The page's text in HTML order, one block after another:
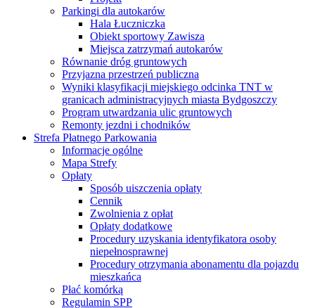
Parkingi dla autokarów
Hala Łuczniczka
Obiekt sportowy Zawisza
Miejsca zatrzymań autokarów
Równanie dróg gruntowych
Przyjazna przestrzeń publiczna
Wyniki klasyfikacji miejskiego odcinka TNT w
granicach administracyjnych miasta Bydgoszczy
Program utwardzania ulic gruntowych
Remonty jezdni i chodników
Strefa Płatnego Parkowania
Informacje ogólne
Mapa Strefy
Opłaty
Sposób uiszczenia opłaty
Cennik
Zwolnienia z opłat
Opłaty dodatkowe
Procedury uzyskania identyfikatora osoby
niepełnosprawnej
Procedury otrzymania abonamentu dla pojazdu
mieszkańca
Płać komórką
Regulamin SPP